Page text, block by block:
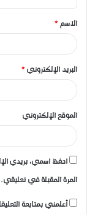
ق
*
الاسم *
البريد الإلكتروني *
الموقع الإلكتروني
احفظ اسمي، بريدي
المرة المقبلة في تعليقي.
أعلمني بمتابعة